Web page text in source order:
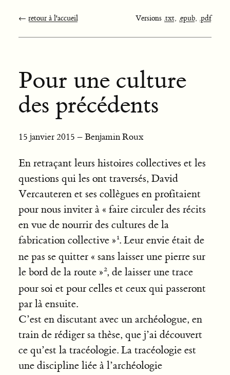
← retour à l'accueil Versions .txt, .epub, .pdf
Pour une culture
des précédents
15 janvier 2015 – Benjamin Roux
En retraçant leurs histoires collectives et les
questions qui les ont traversés, David
Vercauteren et ses collègues en profitaient
pour nous inviter à « faire circuler des récits
en vue de nourrir des cultures de la
fabrication collective » . Leur envie était de
ne pas se quitter « sans laisser une pierre sur
le bord de la route » , de laisser une trace
pour soi et pour celles et ceux qui passeront
par là ensuite.
C’est en discutant avec un archéologue, en
train de rédiger sa thèse, que j’ai découvert
ce qu’est la tracéologie. La tracéologie est
une discipline liée à l’archéologie